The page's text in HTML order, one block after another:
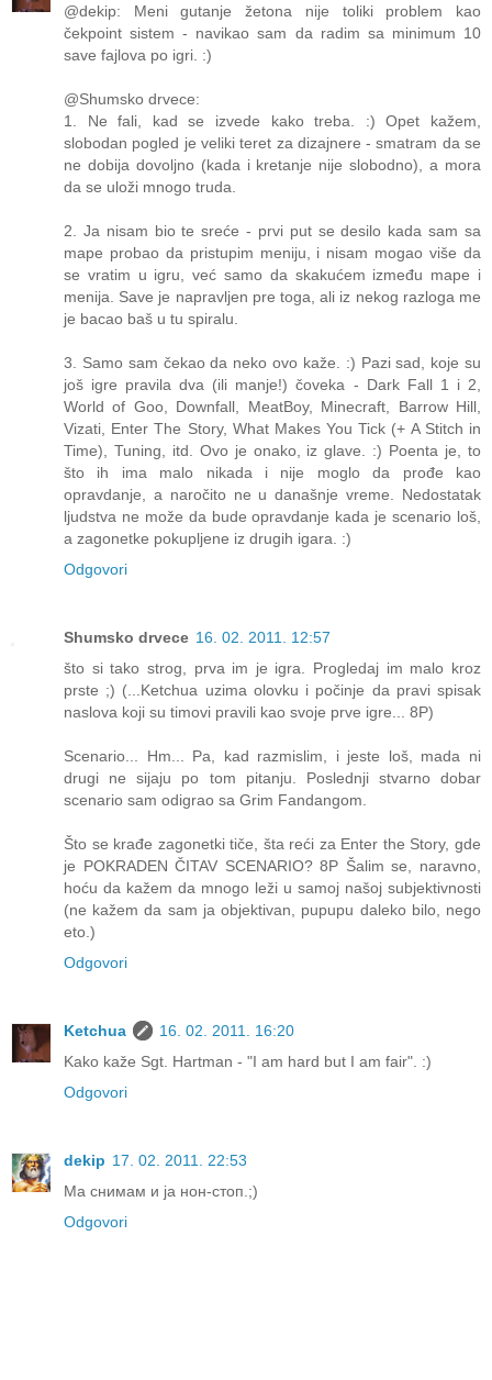
@dekip: Meni gutanje žetona nije toliki problem kao
čekpoint sistem - navikao sam da radim sa minimum 10
save fajlova po igri. :)
@Shumsko drvece:
1. Ne fali, kad se izvede kako treba. :) Opet kažem,
slobodan pogled je veliki teret za dizajnere - smatram da se
ne dobija dovoljno (kada i kretanje nije slobodno), a mora
da se uloži mnogo truda.
2. Ja nisam bio te sreće - prvi put se desilo kada sam sa
mape probao da pristupim meniju, i nisam mogao više da
se vratim u igru, već samo da skakućem između mape i
menija. Save je napravljen pre toga, ali iz nekog razloga me
je bacao baš u tu spiralu.
3. Samo sam čekao da neko ovo kaže. :) Pazi sad, koje su
još igre pravila dva (ili manje!) čoveka - Dark Fall 1 i 2,
World of Goo, Downfall, MeatBoy, Minecraft, Barrow Hill,
Vizati, Enter The Story, What Makes You Tick (+ A Stitch in
Time), Tuning, itd. Ovo je onako, iz glave. :) Poenta je, to
što ih ima malo nikada i nije moglo da prođe kao
opravdanje, a naročito ne u današnje vreme. Nedostatak
ljudstva ne može da bude opravdanje kada je scenario loš,
a zagonetke pokupljene iz drugih igara. :)
Odgovori
Shumsko drvece 16. 02. 2011. 12:57
što si tako strog, prva im je igra. Progledaj im malo kroz
prste ;) (...Ketchua uzima olovku i počinje da pravi spisak
naslova koji su timovi pravili kao svoje prve igre... 8P)
Scenario... Hm... Pa, kad razmislim, i jeste loš, mada ni
drugi ne sijaju po tom pitanju. Poslednji stvarno dobar
scenario sam odigrao sa Grim Fandangom.
Što se krađe zagonetki tiče, šta reći za Enter the Story, gde
je POKRADEN ČITAV SCENARIO? 8P Šalim se, naravno,
hoću da kažem da mnogo leži u samoj našoj subjektivnosti
(ne kažem da sam ja objektivan, pupupu daleko bilo, nego
eto.)
Odgovori
Ketchua
16. 02. 2011. 16:20
Kako kaže Sgt. Hartman - "I am hard but I am fair". :)
Odgovori
dekip 17. 02. 2011. 22:53
Ма снимам и ја нон-стоп.;)
Odgovori